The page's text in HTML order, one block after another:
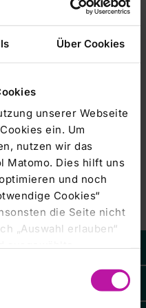
Über Cookies
unserer Webseite
ein. Um
nutzen wir das
Matomo. Dies hilft uns
und noch
Cookies“
die Seite nicht
„Auswahl erlauben“
Cookies. Sie können
Ihre